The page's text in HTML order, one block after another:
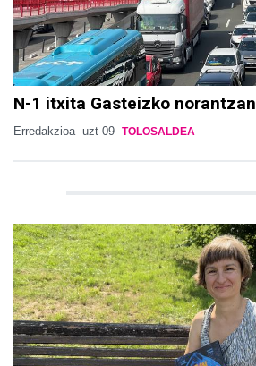
N-1 itxita Gasteizko norantzan
Erredakzioa uzt 09 TOLOSALDEA